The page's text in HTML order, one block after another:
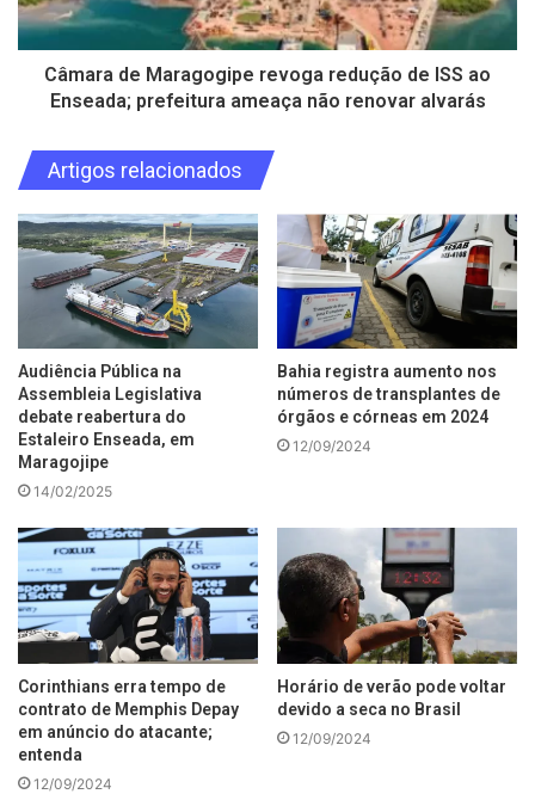
Câmara de Maragogipe revoga redução de ISS ao
Enseada; prefeitura ameaça não renovar alvarás
Artigos relacionados
Audiência Pública na
Assembleia Legislativa
debate reabertura do
Estaleiro Enseada, em
Maragojipe
14/02/2025
Bahia registra aumento nos
números de transplantes de
órgãos e córneas em 2024
12/09/2024
Corinthians erra tempo de
contrato de Memphis Depay
em anúncio do atacante;
entenda
12/09/2024
Horário de verão pode voltar
devido a seca no Brasil
12/09/2024